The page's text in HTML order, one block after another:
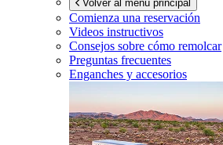
Volver al menú principal
Comienza una reservación
Videos instructivos
Consejos sobre cómo remolcar
Preguntas frecuentes
Enganches y accesorios